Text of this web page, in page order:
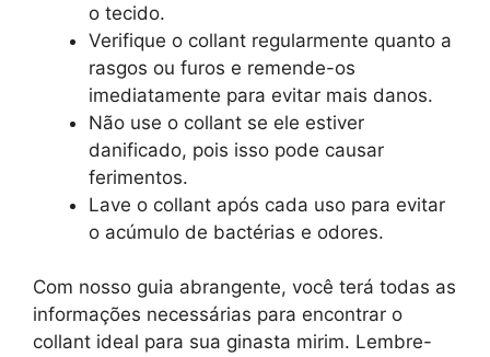
o tecido.
Verifique o collant regularmente quanto a
rasgos ou furos e remende-os
imediatamente para evitar mais danos.
Não use o collant se ele estiver
danificado, pois isso pode causar
ferimentos.
Lave o collant após cada uso para evitar
o acúmulo de bactérias e odores.
Com nosso guia abrangente, você terá todas as
informações necessárias para encontrar o
collant ideal para sua ginasta mirim. Lembre-